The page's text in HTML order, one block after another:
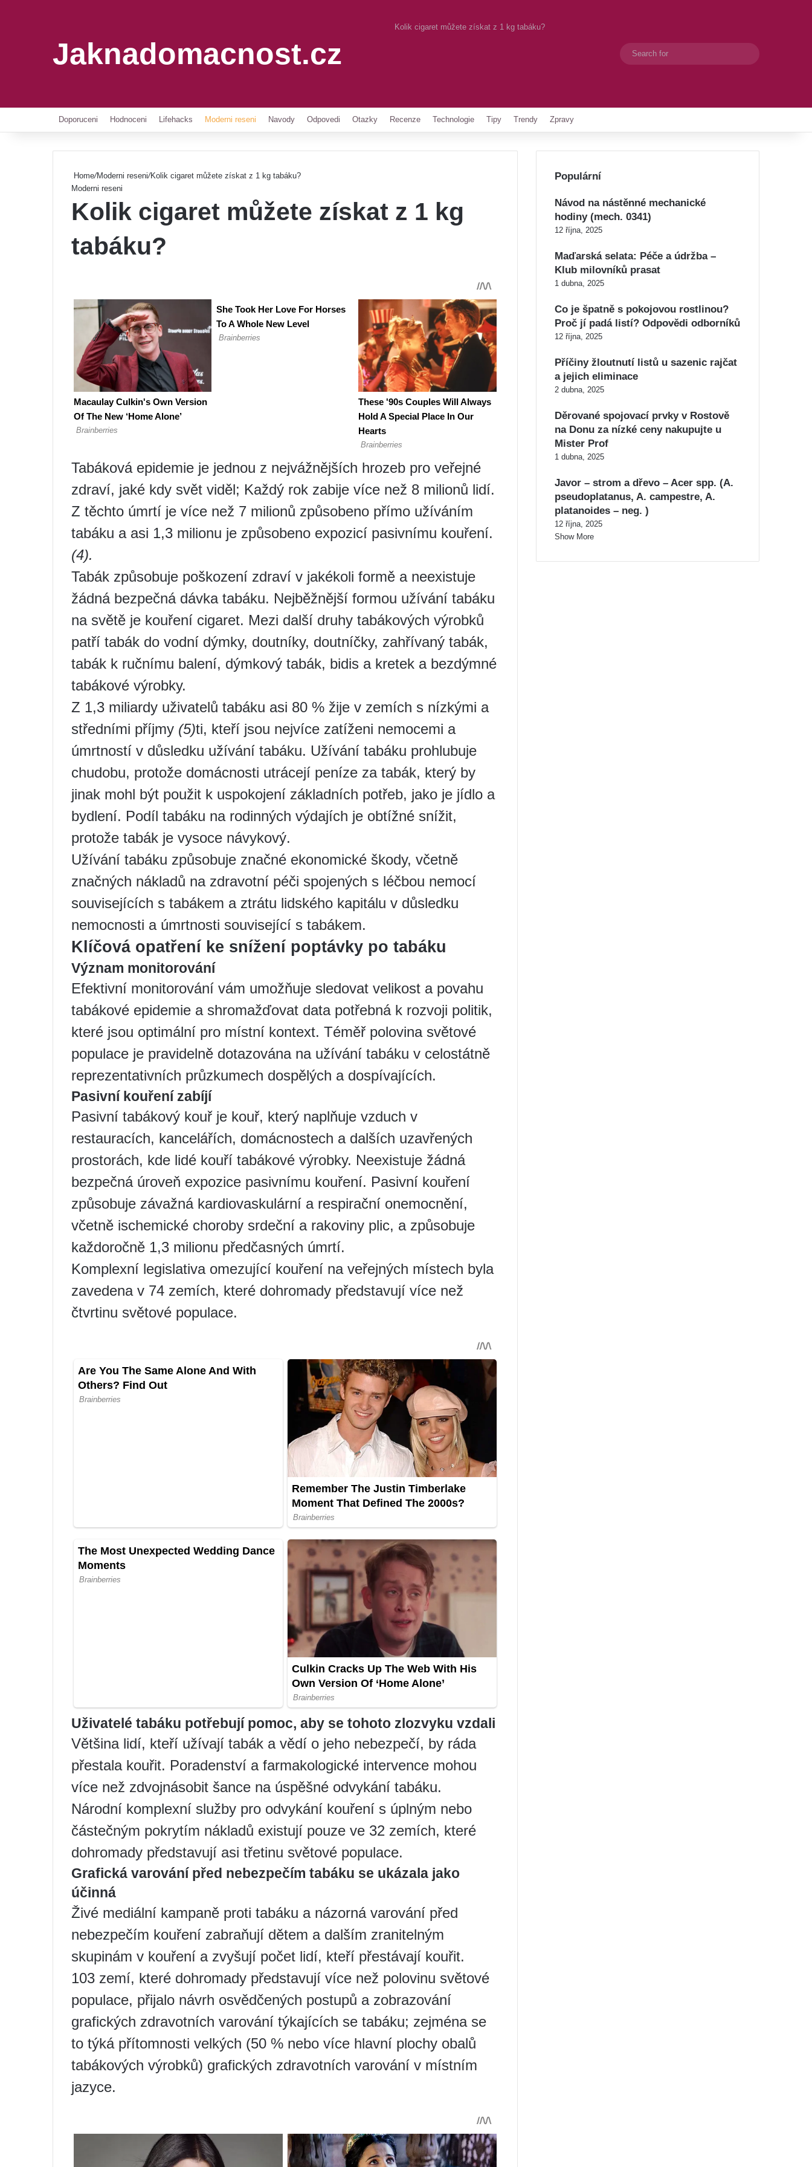
Jaknadomacnost.cz
Kolik cigaret můžete získat z 1 kg tabáku?
Switch skin
Doporuceni Hodnoceni Lifehacks Moderni reseni Navody Odpovedi Otazky Recenze Technologie Tipy Trendy Zpravy
Home/Moderni reseni/Kolik cigaret můžete získat z 1 kg tabáku?
Moderni reseni
Kolik cigaret můžete získat z 1 kg
tabáku?
Tabáková epidemie je jednou z nejvážnějších hrozeb pro veřejné
zdraví, jaké kdy svět viděl; Každý rok zabije více než 8 milionů lidí.
Z těchto úmrtí je více než 7 milionů způsobeno přímo užíváním
tabáku a asi 1,3 milionu je způsobeno expozicí pasivnímu kouření.
(4).
Tabák způsobuje poškození zdraví v jakékoli formě a neexistuje
žádná bezpečná dávka tabáku. Nejběžnější formou užívání tabáku
na světě je kouření cigaret. Mezi další druhy tabákových výrobků
patří tabák do vodní dýmky, doutníky, doutníčky, zahřívaný tabák,
tabák k ručnímu balení, dýmkový tabák, bidis a kretek a bezdýmné
tabákové výrobky.
Z 1,3 miliardy uživatelů tabáku asi 80 % žije v zemích s nízkými a
středními příjmy (5)ti, kteří jsou nejvíce zatíženi nemocemi a
úmrtností v důsledku užívání tabáku. Užívání tabáku prohlubuje
chudobu, protože domácnosti utrácejí peníze za tabák, který by
jinak mohl být použit k uspokojení základních potřeb, jako je jídlo a
bydlení. Podíl tabáku na rodinných výdajích je obtížné snížit,
protože tabák je vysoce návykový.
Užívání tabáku způsobuje značné ekonomické škody, včetně
značných nákladů na zdravotní péči spojených s léčbou nemocí
souvisejících s tabákem a ztrátu lidského kapitálu v důsledku
nemocnosti a úmrtnosti související s tabákem.
Klíčová opatření ke snížení poptávky po tabáku
Význam monitorování
Efektivní monitorování vám umožňuje sledovat velikost a povahu
tabákové epidemie a shromažďovat data potřebná k rozvoji politik,
které jsou optimální pro místní kontext. Téměř polovina světové
populace je pravidelně dotazována na užívání tabáku v celostátně
reprezentativních průzkumech dospělých a dospívajících.
Pasivní kouření zabíjí
Pasivní tabákový kouř je kouř, který naplňuje vzduch v
restauracích, kancelářích, domácnostech a dalších uzavřených
prostorách, kde lidé kouří tabákové výrobky. Neexistuje žádná
bezpečná úroveň expozice pasivnímu kouření. Pasivní kouření
způsobuje závažná kardiovaskulární a respirační onemocnění,
včetně ischemické choroby srdeční a rakoviny plic, a způsobuje
každoročně 1,3 milionu předčasných úmrtí.
Komplexní legislativa omezující kouření na veřejných místech byla
zavedena v 74 zemích, které dohromady představují více než
čtvrtinu světové populace.
Uživatelé tabáku potřebují pomoc, aby se tohoto zlozvyku vzdali
Většina lidí, kteří užívají tabák a vědí o jeho nebezpečí, by ráda
přestala kouřit. Poradenství a farmakologické intervence mohou
více než zdvojnásobit šance na úspěšné odvykání tabáku.
Národní komplexní služby pro odvykání kouření s úplným nebo
částečným pokrytím nákladů existují pouze ve 32 zemích, které
dohromady představují asi třetinu světové populace.
Grafická varování před nebezpečím tabáku se ukázala jako
účinná
Živé mediální kampaně proti tabáku a názorná varování před
nebezpečím kouření zabraňují dětem a dalším zranitelným
skupinám v kouření a zvyšují počet lidí, kteří přestávají kouřit.
103 zemí, které dohromady představují více než polovinu světové
populace, přijalo návrh osvědčených postupů a zobrazování
grafických zdravotních varování týkajících se tabáku; zejména se
to týká přítomnosti velkých (50 % nebo více hlavní plochy obalů
tabákových výrobků) grafických zdravotních varování v místním
jazyce.
Populární
Návod na nástěnné mechanické
hodiny (mech. 0341)
12 října, 2025
Maďarská selata: Péče a údržba –
Klub milovníků prasat
1 dubna, 2025
Co je špatně s pokojovou rostlinou?
Proč jí padá listí? Odpovědi odborníků
12 října, 2025
Příčiny žloutnutí listů u sazenic rajčat
a jejich eliminace
2 dubna, 2025
Děrované spojovací prvky v Rostově
na Donu za nízké ceny nakupujte u
Mister Prof
1 dubna, 2025
Javor – strom a dřevo – Acer spp. (A.
pseudoplatanus, A. campestre, A.
platanoides – neg. )
12 října, 2025
Show More